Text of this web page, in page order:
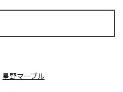
星野マーブル